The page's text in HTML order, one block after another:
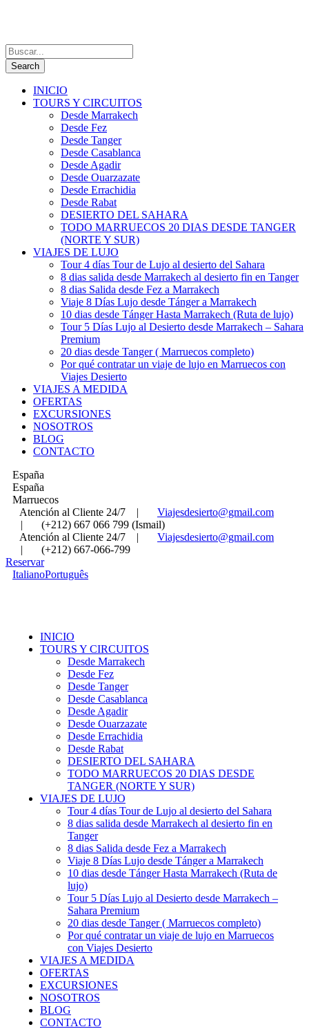
INICIO
TOURS Y CIRCUITOS
Desde Marrakech
Desde Fez
Desde Tanger
Desde Casablanca
Desde Agadir
Desde Ouarzazate
Desde Errachidia
Desde Rabat
DESIERTO DEL SAHARA
TODO MARRUECOS 20 DIAS DESDE TANGER
(NORTE Y SUR)
VIAJES DE LUJO
Tour 4 días Tour de Lujo al desierto del Sahara
8 dias salida desde Marrakech al desierto fin en Tanger
8 dias Salida desde Fez a Marrakech
Viaje 8 Días Lujo desde Tánger a Marrakech
10 dias desde Tánger Hasta Marrakech (Ruta de lujo)
Tour 5 Días Lujo al Desierto desde Marrakech – Sahara
Premium
20 dias desde Tanger ( Marruecos completo)
Por qué contratar un viaje de lujo en Marruecos con
Viajes Desierto
VIAJES A MEDIDA
OFERTAS
EXCURSIONES
NOSOTROS
BLOG
CONTACTO
España
España
Marruecos
Atención al Cliente 24/7
|
Viajesdesierto@gmail.com
|
(+212) 667 066 799 (Ismail)
Atención al Cliente 24/7
|
Viajesdesierto@gmail.com
|
(+212) 667-066-799
Reservar
ItalianoPortuguês
INICIO
TOURS Y CIRCUITOS
Desde Marrakech
Desde Fez
Desde Tanger
Desde Casablanca
Desde Agadir
Desde Ouarzazate
Desde Errachidia
Desde Rabat
DESIERTO DEL SAHARA
TODO MARRUECOS 20 DIAS DESDE
TANGER (NORTE Y SUR)
VIAJES DE LUJO
Tour 4 días Tour de Lujo al desierto del Sahara
8 dias salida desde Marrakech al desierto fin en
Tanger
8 dias Salida desde Fez a Marrakech
Viaje 8 Días Lujo desde Tánger a Marrakech
10 dias desde Tánger Hasta Marrakech (Ruta de
lujo)
Tour 5 Días Lujo al Desierto desde Marrakech –
Sahara Premium
20 dias desde Tanger ( Marruecos completo)
Por qué contratar un viaje de lujo en Marruecos
con Viajes Desierto
VIAJES A MEDIDA
OFERTAS
EXCURSIONES
NOSOTROS
BLOG
CONTACTO